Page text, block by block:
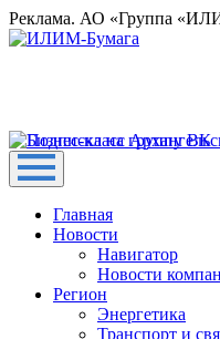
Реклама. АО «Группа
Главная
Новости
Навигатор
Новости
Регион
Энергетика
Транспорт и